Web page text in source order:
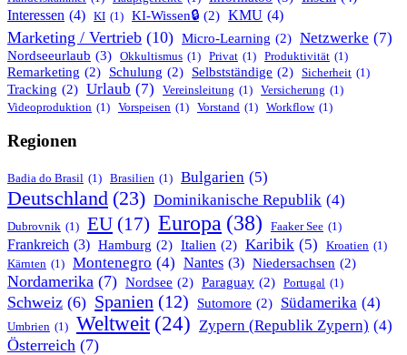
Interessen (4) KI (1) KI-Wissen🔒 (2) KMU (4)
Marketing / Vertrieb (10) Micro-Learning (2) Netzwerke (7)
Nordseeurlaub (3) Okkultismus (1) Privat (1) Produktivität (1)
Remarketing (2) Schulung (2) Selbstständige (2) Sicherheit (1)
Tracking (2) Urlaub (7) Vereinsleitung (1) Versicherung (1)
Videoproduktion (1) Vorspeisen (1) Vorstand (1) Workflow (1)
Regionen
Badia do Brasil (1) Brasilien (1) Bulgarien (5)
Deutschland (23) Dominikanische Republik (4)
Dubrovnik (1) EU (17) Europa (38) Faaker See (1)
Frankreich (3) Hamburg (2) Italien (2) Karibik (5) Kroatien (1)
Kärnten (1) Montenegro (4) Nantes (3) Niedersachsen (2)
Nordamerika (7) Nordsee (2) Paraguay (2) Portugal (1)
Schweiz (6) Spanien (12) Sutomore (2) Südamerika (4)
Umbrien (1) Weltweit (24) Zypern (Republik Zypern) (4)
Österreich (7)